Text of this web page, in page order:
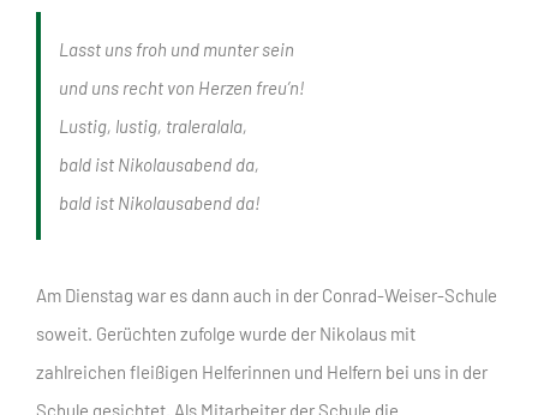
Lasst uns froh und munter sein
und uns recht von Herzen freu’n!
Lustig, lustig, traleralala,
bald ist Nikolausabend da,
bald ist Nikolausabend da!
Am Dienstag war es dann auch in der Conrad-Weiser-Schule
soweit. Gerüchten zufolge wurde der Nikolaus mit
zahlreichen fleißigen Helferinnen und Helfern bei uns in der
Schule gesichtet. Als Mitarbeiter der Schule die